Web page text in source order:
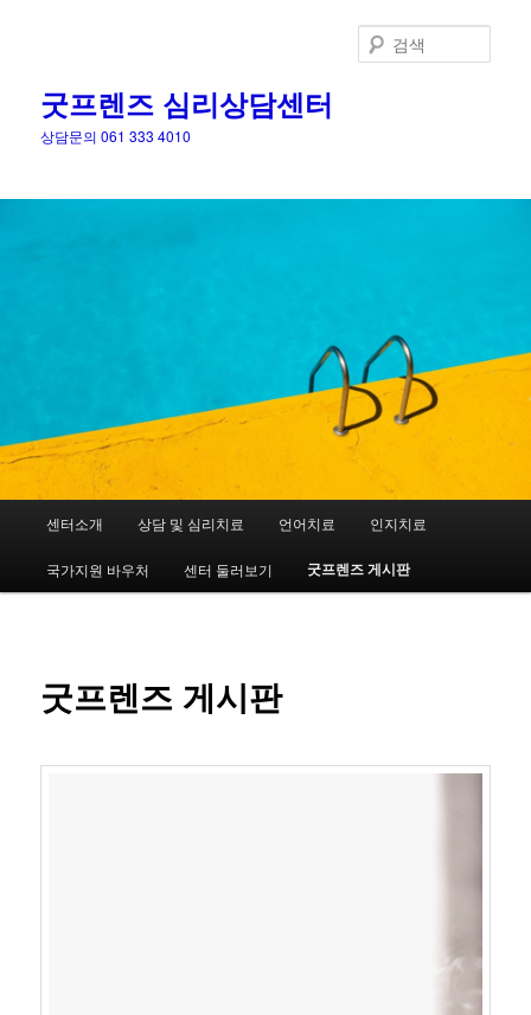
굿프렌즈 심리상담센터
상담문의 061 333 4010
색
뉴
첫
번
컨
센터소개 상담 및 심리치료 언어치료 인지치료
국가지원 바우처 센터 둘러보기 굿프렌즈 게시판
굿프렌즈 게시판